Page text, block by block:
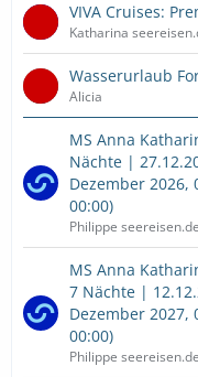
VIVA Cruises:
Katharina
Wasserurlaub
Alicia
MS Anna
Nächte |
Dezember 2026,
00:00)
Philippe seereisen.de
MS Anna
7 Nächte |
Dezember 2027,
00:00)
Philippe seereisen.de